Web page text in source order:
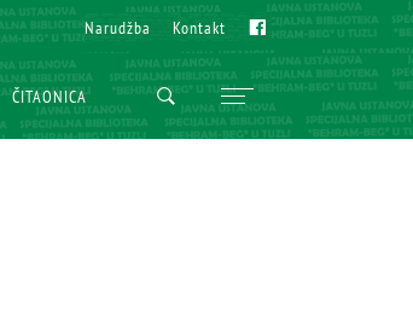
Narudžba
Narudžba Kontakt
Kontakt Fb
Fb
ČITAONICA
ČITAONICA